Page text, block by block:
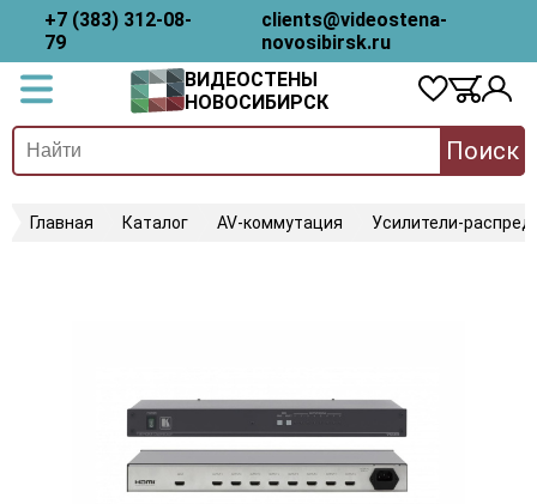
+7 (383) 312-08-
79
clients@videostena-
novosibirsk.ru
ВИДЕОСТЕНЫ
НОВОСИБИРСК
Поиск
Главная Каталог AV-коммутация Усилители-